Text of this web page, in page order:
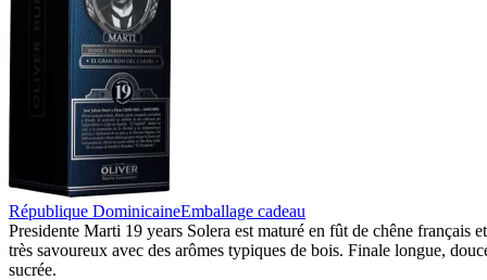
République DominicaineEmballage cadeau
Presidente Marti 19 years Solera est maturé en fût de chêne français
très savoureux avec des arômes typiques de bois. Finale longue,
sucrée.